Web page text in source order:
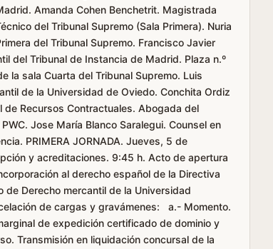
Amanda Cohen Benchetrit. Magistrada
del Tribunal Supremo (Sala Primera). Nuria
del Tribunal Supremo. Francisco Javier
del Tribunal de Instancia de Madrid. Plaza n.º
la sala Cuarta del Tribunal Supremo. Luis
de la Universidad de Oviedo. Conchita Ordiz
Recursos Contractuales. Abogada del
Jose María Blanco Saralegui. Counsel en
PRIMERA JORNADA. Jueves, 5 de
y acreditaciones. 9:45 h. Acto de apertura
al derecho español de la Directiva
de Derecho mercantil de la Universidad
de cargas y gravámenes: a.- Momento.
de expedición certificado de dominio y
Transmisión en liquidación concursal de la